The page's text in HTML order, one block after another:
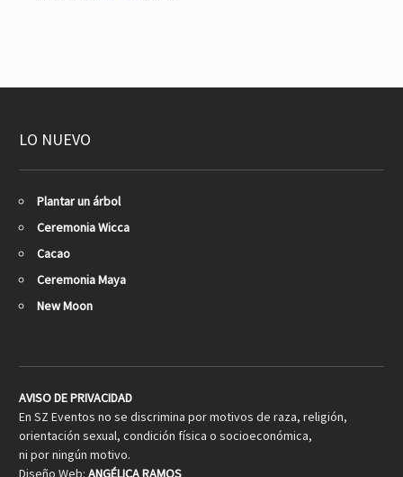
LO NUEVO
Plantar un árbol
Ceremonia Wicca
Cacao
Ceremonia Maya
New Moon
AVISO DE PRIVACIDAD
En SZ Eventos no se discrimina por motivos de raza, religión,
orientación sexual, condición física o socioeconómica,
ni por ningún motivo.
Diseño Web: ANGÉLICA RAMOS